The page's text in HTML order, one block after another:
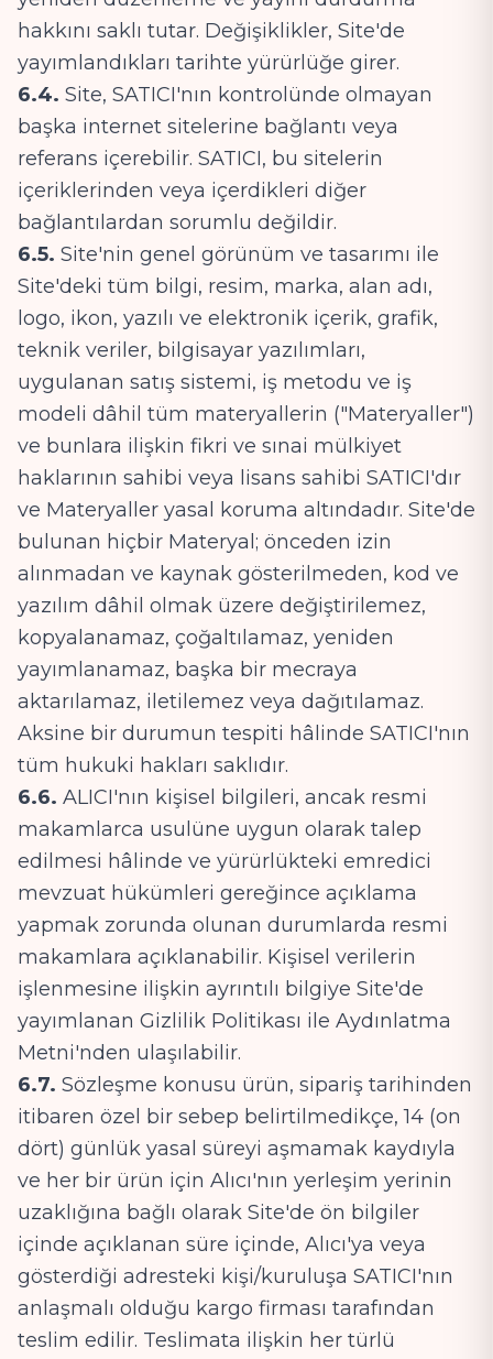
hakkını saklı tutar. Değişiklikler, Site'de
yayımlandıkları tarihte yürürlüğe girer.
6.4. Site, SATICI'nın kontrolünde olmayan
başka internet sitelerine bağlantı veya
referans içerebilir. SATICI, bu sitelerin
içeriklerinden veya içerdikleri diğer
bağlantılardan sorumlu değildir.
6.5. Site'nin genel görünüm ve tasarımı ile
Site'deki tüm bilgi, resim, marka, alan adı,
logo, ikon, yazılı ve elektronik içerik, grafik,
teknik veriler, bilgisayar yazılımları,
uygulanan satış sistemi, iş metodu ve iş
modeli dâhil tüm materyallerin ("Materyaller")
ve bunlara ilişkin fikri ve sınai mülkiyet
haklarının sahibi veya lisans sahibi SATICI'dır
ve Materyaller yasal koruma altındadır. Site'de
bulunan hiçbir Materyal; önceden izin
alınmadan ve kaynak gösterilmeden, kod ve
yazılım dâhil olmak üzere değiştirilemez,
kopyalanamaz, çoğaltılamaz, yeniden
yayımlanamaz, başka bir mecraya
aktarılamaz, iletilemez veya dağıtılamaz.
Aksine bir durumun tespiti hâlinde SATICI'nın
tüm hukuki hakları saklıdır.
6.6. ALICI'nın kişisel bilgileri, ancak resmi
makamlarca usulüne uygun olarak talep
edilmesi hâlinde ve yürürlükteki emredici
mevzuat hükümleri gereğince açıklama
yapmak zorunda olunan durumlarda resmi
makamlara açıklanabilir. Kişisel verilerin
işlenmesine ilişkin ayrıntılı bilgiye Site'de
yayımlanan Gizlilik Politikası ile Aydınlatma
Metni'nden ulaşılabilir.
6.7. Sözleşme konusu ürün, sipariş tarihinden
itibaren özel bir sebep belirtilmedikçe, 14 (on
dört) günlük yasal süreyi aşmamak kaydıyla
ve her bir ürün için Alıcı'nın yerleşim yerinin
uzaklığına bağlı olarak Site'de ön bilgiler
içinde açıklanan süre içinde, Alıcı'ya veya
gösterdiği adresteki kişi/kuruluşa SATICI'nın
anlaşmalı olduğu kargo firması tarafından
teslim edilir. Teslimata ilişkin her türlü